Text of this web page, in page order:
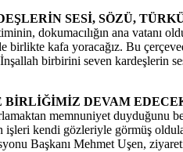
SESİ, SÖZÜ,
dokumacılığın ana
birlikte kafa yoracağız. Bu
İnşallah birbirini seven
BİRLİĞİMİZ DEVAM
memnuniyet duyduğunu
işleri kendi gözleriyle görmüş
Başkanı Mehmet Uşen,